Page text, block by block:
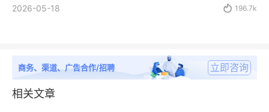
2026-05-18  196.7k
商务、渠道、广告合作/招聘 立即咨询
相关文章